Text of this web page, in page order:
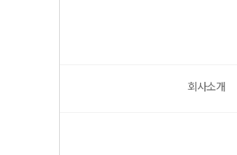
회사소개